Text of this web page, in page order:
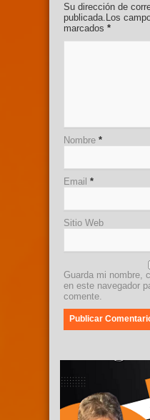
Su dirección de
publicada.Los
marcados *
Nombre *
Email *
Sitio Web
Guarda mi nombre,
en este navegador
comente.